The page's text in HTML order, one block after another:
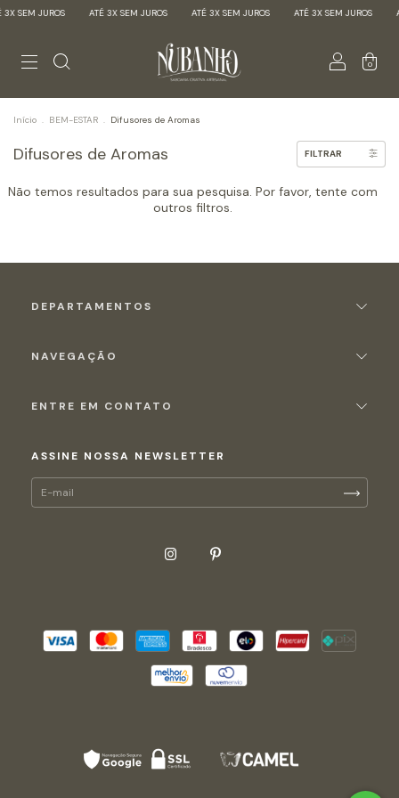
SEM JUROS ATÉ 3X SEM JUROS ATÉ 3X SEM JUROS ATÉ 3X SEM JUROS
0
Início . BEM-ESTAR . Difusores de Aromas
Difusores de Aromas FILTRAR
Não temos resultados para sua pesquisa. Por favor, tente com
outros filtros.
ASSINE NOSSA NEWSLETTER
DEPARTAMENTOS
NAVEGAÇÃO
ENTRE EM CONTATO